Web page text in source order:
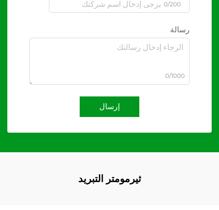
0/200
رسالة
0/1000
إرسال
ثيرمومتر التبريد